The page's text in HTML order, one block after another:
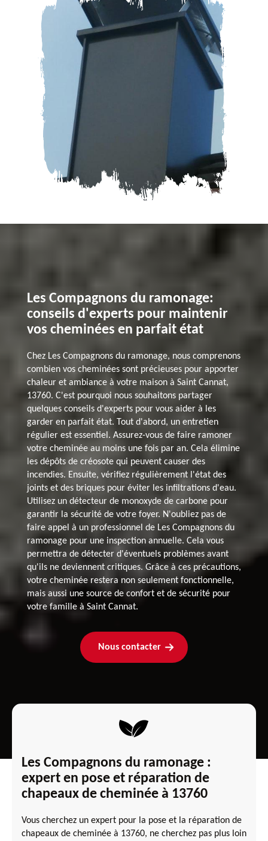
Les Compagnons du ramonage:
conseils d'experts pour maintenir
vos cheminées en parfait état
Chez Les Compagnons du ramonage, nous comprenons
combien vos cheminées sont précieuses pour apporter
chaleur et ambiance à votre maison à Saint Cannat,
13760. C'est pourquoi nous souhaitons partager
quelques conseils d'experts pour vous aider à les
garder en parfait état. Tout d'abord, un entretien
régulier est essentiel. Assurez-vous de faire ramoner
votre cheminée au moins une fois par an. Cela élimine
les dépôts de créosote qui peuvent causer des
incendies. Ensuite, vérifiez régulièrement l'état des
joints et des briques pour éviter les infiltrations d'eau.
Utilisez un détecteur de monoxyde de carbone pour
garantir la sécurité de votre foyer. N'oubliez pas de
faire appel à un professionnel de Les Compagnons du
ramonage pour une inspection annuelle. Cela vous
permettra de détecter d'éventuels problèmes avant
qu'ils ne deviennent critiques. Grâce à ces précautions,
votre cheminée restera non seulement fonctionnelle,
mais aussi une source de confort et de sécurité pour
votre famille à Saint Cannat.
Nous contacter
Les Compagnons du ramonage :
expert en pose et réparation de
chapeaux de cheminée à 13760
Vous cherchez un expert pour la pose et la réparation de
chapeaux de cheminée à 13760, ne cherchez pas plus loin